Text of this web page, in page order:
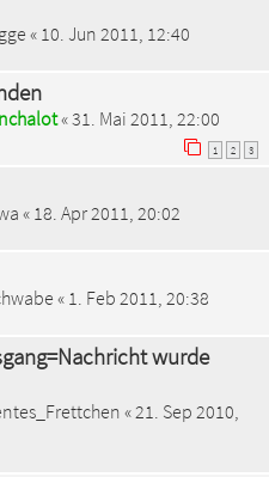
« 10. Jun 2011, 12:40
«31. Mai 2011, 22:00
1 2 3
« 18. Apr 2011, 20:02
« 1. Feb 2011, 20:38
wurde
« 21. Sep 2010,